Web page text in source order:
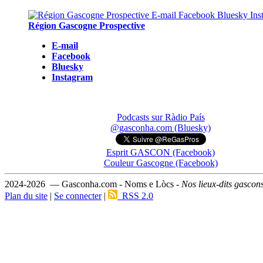
Région Gascogne Prospective
E-mail
Facebook
Bluesky
Instagram
Podcasts sur Ràdio País
@gasconha.com (Bluesky)
Esprit GASCON (Facebook)
Couleur Gascogne (Facebook)
2024-2026 — Gasconha.com - Noms e Lòcs - Nos lieux-dits
Plan du site | Se connecter| RSS 2.0